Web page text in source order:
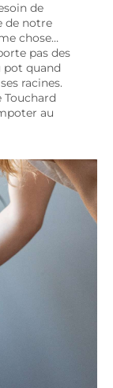
de
de notre
chose…
pas des
pot quand
racines.
Touchard
au